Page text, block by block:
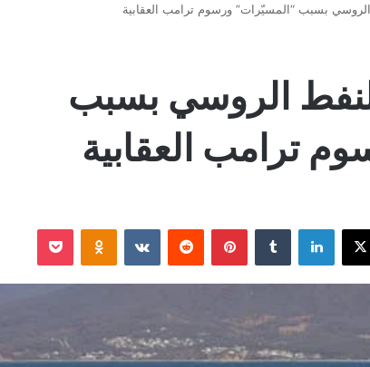
بسبب “المسيّرات” ورسوم ترامب العقابية
الروسي بسبب
ترامب العقابية
‫X لينكدإن ‏Tumblr بينتيريست ‏Reddit
‏VKontakte
Odnoklassniki
‫Pocket